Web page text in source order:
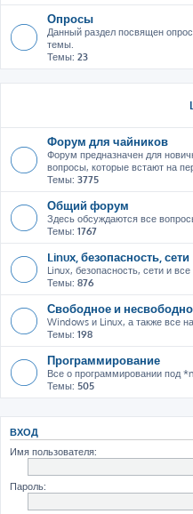
Опросы
Данный раздел посвящен
темы.
Темы: 23
Форум для чайников
Форум предназначен для
вопросы, которые встают на
Темы: 3775
Общий форум
Здесь обсуждаются все
Темы: 1767
Linux, безопасность, сети
Linux, безопасность, сети и
Темы: 876
Свободное и
Windows и Linux, а также все
Темы: 198
Программирование
Все о программировании под
Темы: 505
ВХОД
Имя пользователя:
Пароль: